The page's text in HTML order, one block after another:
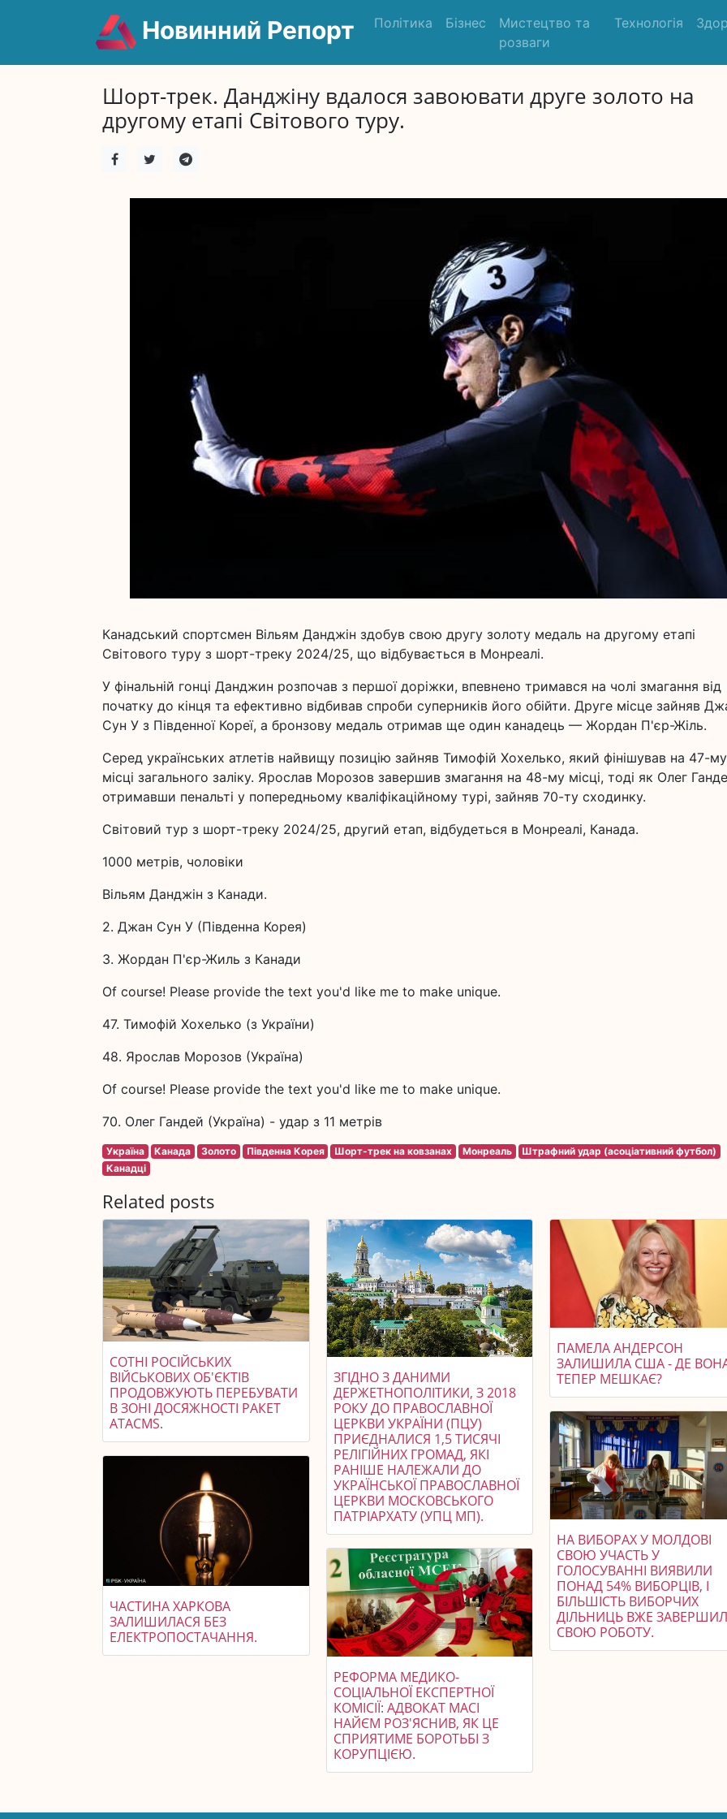
Новинний Репорт Політика Бізнес
Мистецтво та
розваги
Технологія
Шорт-трек. Данджіну вдалося завоювати друге золото на
другому етапі Світового туру.
Канадський спортсмен Вільям Данджін здобув свою другу золоту медаль на другому етапі
Світового туру з шорт-треку 2024/25, що відбувається в Монреалі.
У фінальній гонці Данджин розпочав з першої доріжки, впевнено тримався на чолі змагання від
початку до кінця та ефективно відбивав спроби суперників його обійти. Друге місце зайняв
Сун У з Південної Кореї, а бронзову медаль отримав ще один канадець — Жордан П'єр-Жіль.
Серед українських атлетів найвищу позицію зайняв Тимофій Хохелько, який фінішував на 47-му
місці загального заліку. Ярослав Морозов завершив змагання на 48-му місці, тоді як Олег
отримавши пенальті у попередньому кваліфікаційному турі, зайняв 70-ту сходинку.
Світовий тур з шорт-треку 2024/25, другий етап, відбудеться в Монреалі, Канада.
1000 метрів, чоловіки
Вільям Данджін з Канади.
2. Джан Сун У (Південна Корея)
3. Жордан П'єр-Жиль з Канади
Of course! Please provide the text you'd like me to make unique.
47. Тимофій Хохелько (з України)
48. Ярослав Морозов (Україна)
Of course! Please provide the text you'd like me to make unique.
70. Олег Гандей (Україна) - удар з 11 метрів
Україна Канада Золото Південна Корея Шорт-трек на ковзанах Монреаль
Штрафний удар (асоціативний футбол)
Канадці
Related posts
СОТНІ РОСІЙСЬКИХ
ВІЙСЬКОВИХ ОБ'ЄКТІВ
ПРОДОВЖУЮТЬ ПЕРЕБУВАТИ
В ЗОНІ ДОСЯЖНОСТІ РАКЕТ
ATACMS.
ЧАСТИНА ХАРКОВА
ЗАЛИШИЛАСЯ БЕЗ
ЕЛЕКТРОПОСТАЧАННЯ.
ЗГІДНО З ДАНИМИ
ДЕРЖЕТНОПОЛІТИКИ, З 2018
РОКУ ДО ПРАВОСЛАВНОЇ
ЦЕРКВИ УКРАЇНИ (ПЦУ)
ПРИЄДНАЛИСЯ 1,5 ТИСЯЧІ
РЕЛІГІЙНИХ ГРОМАД, ЯКІ
РАНІШЕ НАЛЕЖАЛИ ДО
УКРАЇНСЬКОЇ ПРАВОСЛАВНОЇ
ЦЕРКВИ МОСКОВСЬКОГО
ПАТРІАРХАТУ (УПЦ МП).
РЕФОРМА МЕДИКО-
СОЦІАЛЬНОЇ ЕКСПЕРТНОЇ
КОМІСІЇ: АДВОКАТ МАСІ
НАЙЄМ РОЗ'ЯСНИВ, ЯК ЦЕ
СПРИЯТИМЕ БОРОТЬБІ З
КОРУПЦІЄЮ.
ПАМЕЛА АНДЕРСОН
ЗАЛИШИЛА США - ДЕ
ТЕПЕР МЕШКАЄ?
НА ВИБОРАХ У МОЛДОВІ
СВОЮ УЧАСТЬ У
ГОЛОСУВАННІ ВИЯВИЛИ
ПОНАД 54% ВИБОРЦІВ, І
БІЛЬШІСТЬ ВИБОРЧИХ
ДІЛЬНИЦЬ ВЖЕ
СВОЮ РОБОТУ.